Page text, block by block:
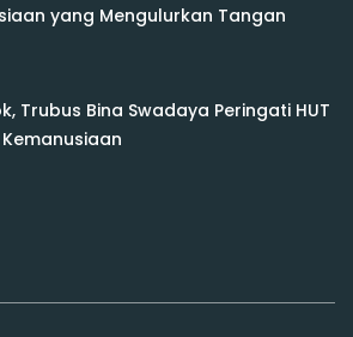
yang Mengulurkan Tangan
Trubus Bina Swadaya Peringati HUT
Kemanusiaan